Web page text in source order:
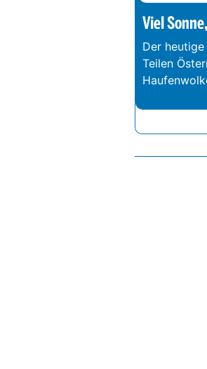
Viel
Der
Teilen